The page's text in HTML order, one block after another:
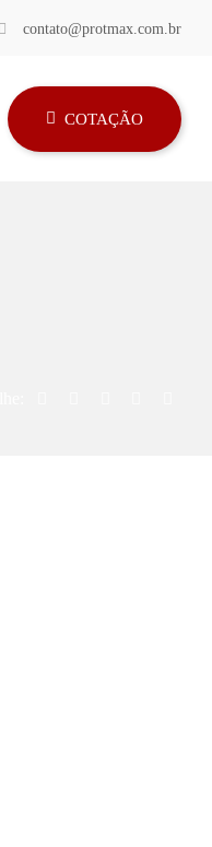
contato@protmax.com.br
COTAÇÃO